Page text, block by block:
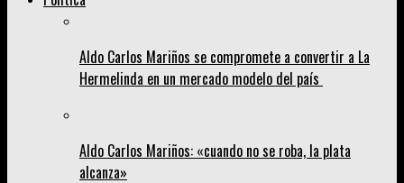
Aldo Carlos Mariños se compromete a convertir a La
Hermelinda en un mercado modelo del país
Aldo Carlos Mariños: «cuando no se roba, la plata
alcanza»